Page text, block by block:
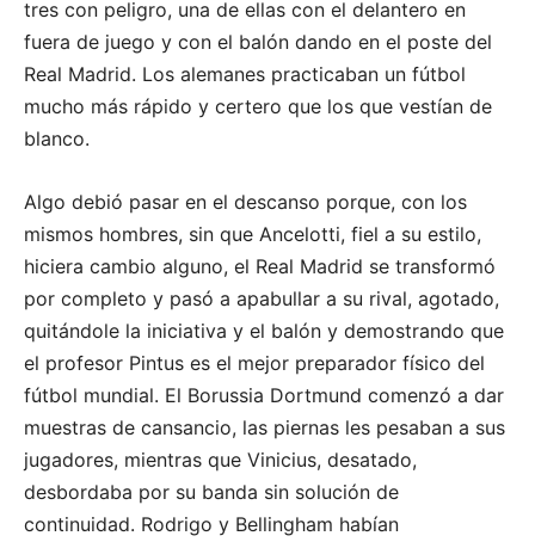
tres con peligro, una de ellas con el delantero en
fuera de juego y con el balón dando en el poste del
Real Madrid. Los alemanes practicaban un fútbol
mucho más rápido y certero que los que vestían de
blanco.
Algo debió pasar en el descanso porque, con los
mismos hombres, sin que Ancelotti, fiel a su estilo,
hiciera cambio alguno, el Real Madrid se transformó
por completo y pasó a apabullar a su rival, agotado,
quitándole la iniciativa y el balón y demostrando que
el profesor Pintus es el mejor preparador físico del
fútbol mundial. El Borussia Dortmund comenzó a dar
muestras de cansancio, las piernas les pesaban a sus
jugadores, mientras que Vinicius, desatado,
desbordaba por su banda sin solución de
continuidad. Rodrigo y Bellingham habían